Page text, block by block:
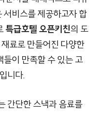
서비스를 제공하고자 합
특급호텔 오픈키친의 도
료로 만들어진 다양한
들이 만족할 수 있는 고
니다.
간단한 스낵과 음료를